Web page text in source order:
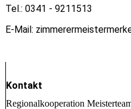
Tel.: 0341 - 9211513
E-Mail:
Kontakt
Regionalkooperation